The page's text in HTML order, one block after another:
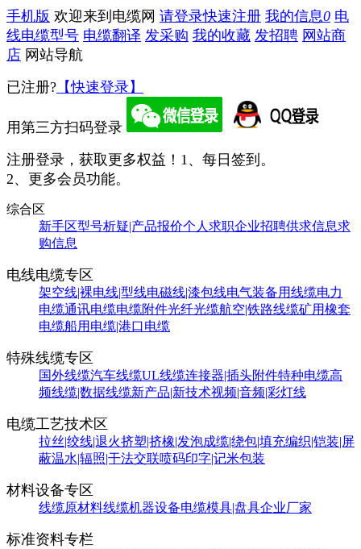
手机版 欢迎来到电缆网 请登录快速注册 我的信息0 电
线电缆型号 电缆翻译 发采购 我的收藏 发招聘 网站商
店 网站导航
已注册? 【快速登录】
用第三方扫码登录
注册登录，获取更多权益！ 1、每日签到。
2、更多会员功能。
综合区
新手区型号析疑|产品报价个人求职企业招聘供求信息求
购信息
电线电缆专区
架空线|裸电线|型线电磁线|漆包线电气装备用线缆电力
电缆通讯电缆电缆附件光纤光缆航空|铁路线缆矿用橡套
电缆船用电缆|港口电缆
特殊线缆专区
国外线缆汽车线缆UL线缆连接器|插头附件特种电缆高
频线缆|数据线缆新产品|新技术视频|音频|彩灯线
电缆工艺技术区
拉丝|绞线|退火挤塑|挤橡|发泡成缆|绕包|填充编织|铠装|屏
蔽温水|辐照|干法交联喷码印字|记米包装
材料设备专区
线缆原材料线缆机器设备电缆模具|盘具企业厂家
标准资料专栏